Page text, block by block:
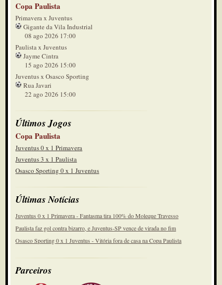
Copa Paulista
Primavera x Juventus
Gigante da Vila Industrial
08 ago 2026 17:00
Paulista x Juventus
Jayme Cintra
15 ago 2026 15:00
Juventus x Osasco Sporting
Rua Javari
22 ago 2026 15:00
Últimos Jogos
Copa Paulista
Juventus 0 x 1 Primavera
Juventus 3 x 1 Paulista
Osasco Sporting 0 x 1 Juventus
Últimas Notícias
Juventus 0 x 1 Primavera - Fantasma tira 100% do Moleque Travesso
Paulista faz gol contra bizarro, e Juventus-SP vence de virada no fim
Osasco Sporting 0 x 1 Juventus - Vitória fora de casa na Copa Paulista
Parceiros